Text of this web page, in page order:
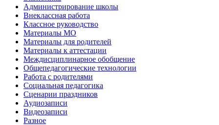
Администрирование школы
Внеклассная работа
Классное руководство
Материалы МО
Материалы для родителей
Материалы к аттестации
Междисциплинарное обобщение
Общепедагогические технологии
Работа с родителями
Социальная педагогика
Сценарии праздников
Аудиозаписи
Видеозаписи
Разное